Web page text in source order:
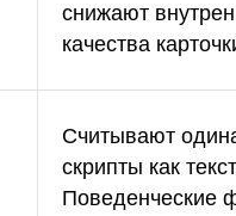
снижают
качества
Считывают
скрипты как
Поведенческие